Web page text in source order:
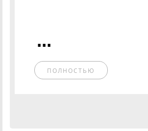
...
ПОЛНОСТЬЮ